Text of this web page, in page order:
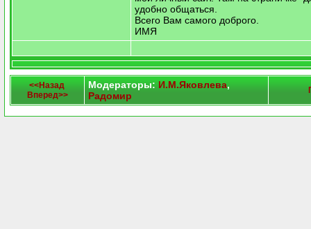
удобно общаться.
Всего Вам самого доброго.
ИМЯ
<<Назад
Вперед>>
Модераторы: И.М.Яковлева,
Радомир